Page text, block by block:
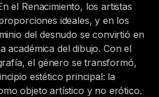
el Renacimiento, los artistas
ideales, y en los
del desnudo se convirtió en
académica del dibujo. Con el
el género se transformó,
estético principal: la
objeto artístico y no erótico.